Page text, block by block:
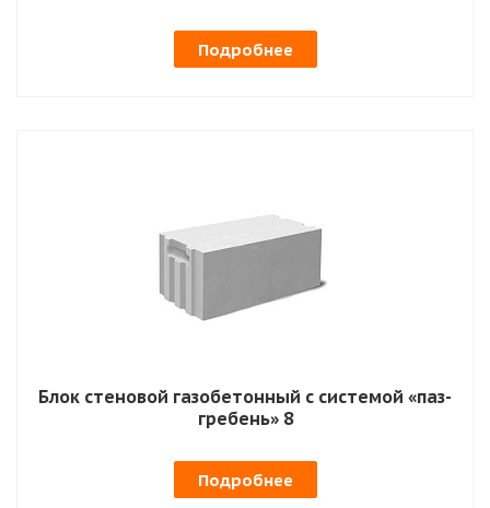
Подробнее
Блок стеновой газобетонный с системой «паз-
гребень» 8
Подробнее